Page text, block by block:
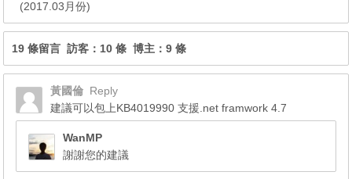
(2017.03月份)
19 條留言 訪客：10 條 博主：9 條
黃國倫 Reply
建議可以包上KB4019990 支援.net framwork 4.7
WanMP
謝謝您的建議